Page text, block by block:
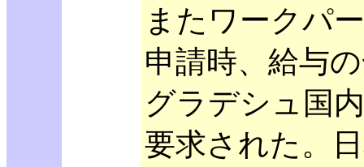
またワークパ
申請時、給与
グラデシュ国
要求された。